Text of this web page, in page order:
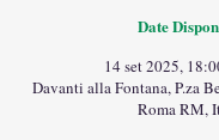
Date
14 set 2025,
Davanti alla Fontana, P.za
Roma RM,